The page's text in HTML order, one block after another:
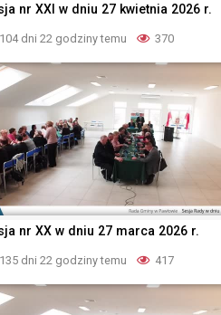
nr XXI w dniu 27 kwietnia 2026 r.
104 dni 22 godziny temu 370
nr XX w dniu 27 marca 2026 r.
135 dni 22 godziny temu 417